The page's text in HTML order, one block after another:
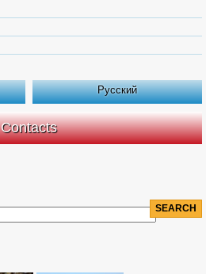
Русский
Contacts